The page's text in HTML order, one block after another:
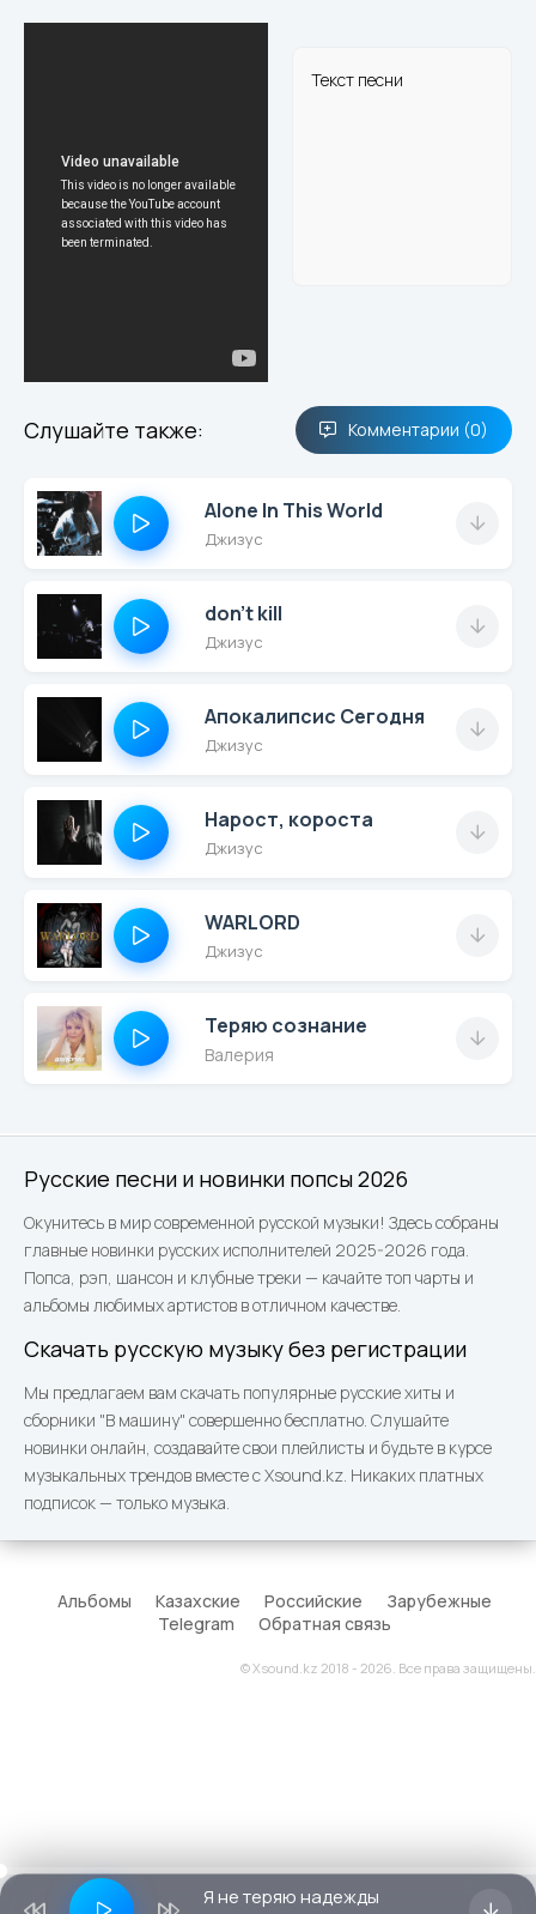
Русские песни и новинки попсы 2026
Окунитесь в мир современной русской музыки! Здесь собраны
главные новинки русских исполнителей 2025-2026 года.
Попса, рэп, шансон и клубные треки — качайте топ чарты и
альбомы любимых артистов в отличном качестве.
Скачать русскую музыку без регистрации
Мы предлагаем вам скачать популярные русские хиты и
сборники "В машину" совершенно бесплатно. Слушайте
новинки онлайн, создавайте свои плейлисты и будьте в курсе
музыкальных трендов вместе с Xsound.kz. Никаких платных
подписок — только музыка.
Текст песни
Слушайте также: Комментарии (0)
Alone In This World
Джизус
don't kill
Джизус
Апокалипсис Сегодня
Джизус
Нарост, короста
Джизус
WARLORD
Джизус
Теряю сознание
Валерия
Альбомы Казахские Российские
Зарубежные
Telegram
Обратная связь
© Xsound.kz 2018 - 2026. Все права защищены.
Я не теряю надежды